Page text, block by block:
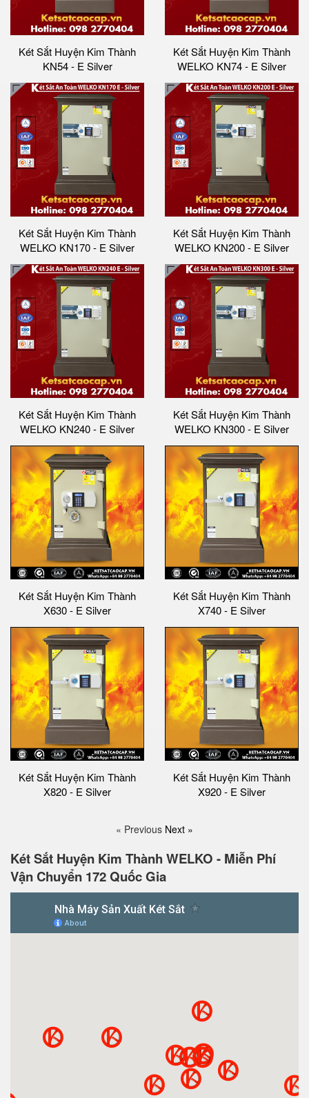
Két Sắt Huyện Kim Thành
KN54 - E Silver
Két Sắt Huyện Kim Thành
WELKO KN74 - E Silver
Két Sắt Huyện Kim Thành
WELKO KN170 - E Silver
Két Sắt Huyện Kim Thành
WELKO KN200 - E Silver
Két Sắt Huyện Kim Thành
WELKO KN240 - E Silver
Két Sắt Huyện Kim Thành
WELKO KN300 - E Silver
Két Sắt Huyện Kim Thành
X630 - E Silver
Két Sắt Huyện Kim Thành
X740 - E Silver
Két Sắt Huyện Kim Thành
X820 - E Silver
Két Sắt Huyện Kim Thành
X920 - E Silver
« Previous Next »
Két Sắt Huyện Kim Thành WELKO - Miễn Phí
Vận Chuyển 172 Quốc Gia